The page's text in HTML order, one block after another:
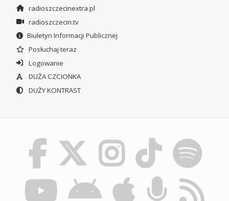
radioszczecinextra.pl
radioszczecin.tv
Biuletyn Informacji Publicznej
Posłuchaj teraz
Logowanie
DUŻA CZCIONKA
DUŻY KONTRAST